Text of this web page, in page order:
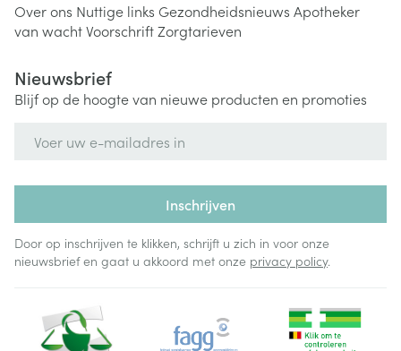
Over ons Nuttige links Gezondheidsnieuws Apotheker
van wachtVoorschriftZorgtarieven
Nieuwsbrief
Blijf op de hoogte van nieuwe producten en promoties
Inschrijven
Door op inschrijven te klikken, schrijft u zich in voor onze
nieuwsbrief en gaat u akkoord met onze privacy policy.